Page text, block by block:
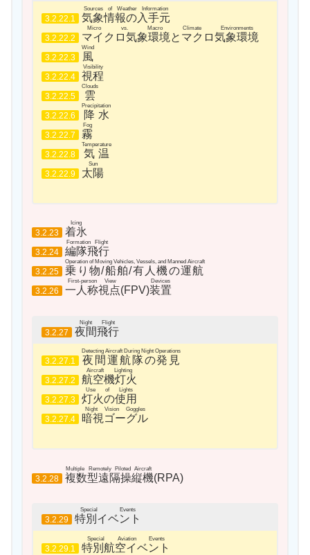
3.2.22.1 気象情報の入手元
Sources of Weather Information
3.2.22.2 マイクロ気象環境とマクロ気象環境
Micro vs. Macro Climate Environments
3.2.22.3 風
Wind
3.2.22.4 視程
Visibility
3.2.22.5 雲
Clouds
3.2.22.6 降水
Precipitation
3.2.22.7 霧
Fog
3.2.22.8 気温
Temperature
3.2.22.9 太陽
Sun
3.2.23 着氷
Icing
3.2.24 編隊飛行
Formation Flight
3.2.25 乗り物/船舶/有人機の運航
Operation of Moving Vehicles, Vessels, and Manned Aircraft
3.2.26 一人称視点
First-person View
(FPV)装置
Devices
3.2.27 夜間飛行
Night Flight
3.2.27.1 夜間運航隊の発見
Detecting Aircraft During Night Operations
3.2.27.2 航空機灯火
Aircraft Lighting
3.2.27.3 灯火の使用
Use of Lights
3.2.27.4 暗視ゴーグル
Night Vision Goggles
3.2.28 複数型遠隔操縦機
Multiple Remotely Piloted Aircraft
(RPA)
3.2.29 特別イベント
Special Events
3.2.29.1 特別航空イベント
Special Aviation Events